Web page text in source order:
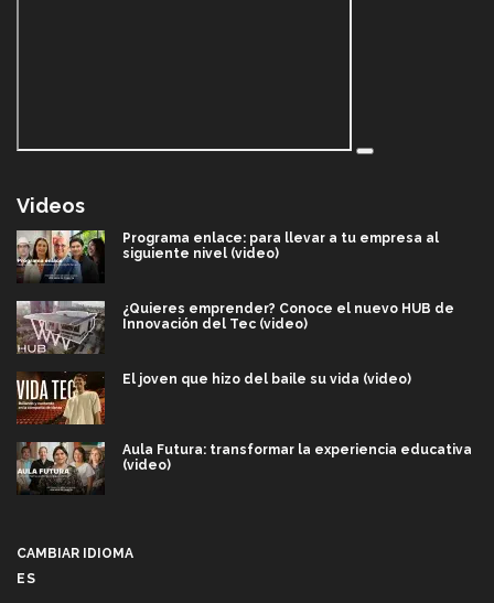
Videos
Programa enlace: para llevar a tu empresa al
siguiente nivel (video)
¿Quieres emprender? Conoce el nuevo HUB de
Innovación del Tec (video)
El joven que hizo del baile su vida (video)
Aula Futura: transformar la experiencia educativa
(video)
CAMBIAR IDIOMA
ES